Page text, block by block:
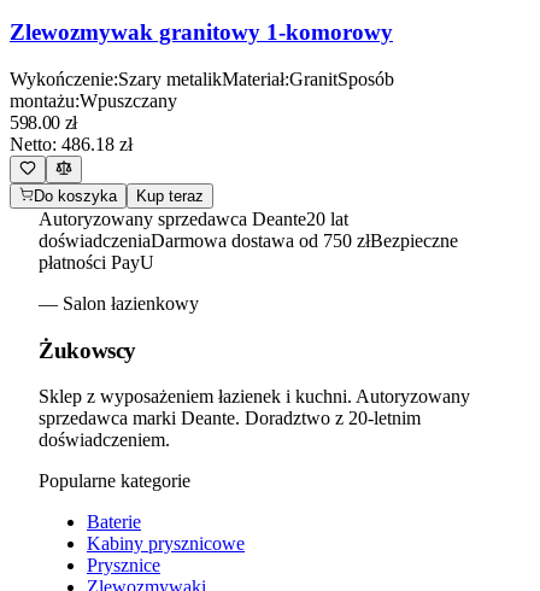
Zlewozmywak granitowy 1-komorowy
Wykończenie:Szary metalikMateriał:GranitSposób
montażu:Wpuszczany
598.00 zł
Netto: 486.18 zł
Do koszyka Kup teraz
Autoryzowany sprzedawca Deante20 lat
doświadczeniaDarmowa dostawa od 750 złBezpieczne
płatności PayU
— Salon łazienkowy
Żukowscy
Sklep z wyposażeniem łazienek i kuchni. Autoryzowany
sprzedawca marki Deante. Doradztwo z 20-letnim
doświadczeniem.
Popularne kategorie
Baterie
Kabiny prysznicowe
Prysznice